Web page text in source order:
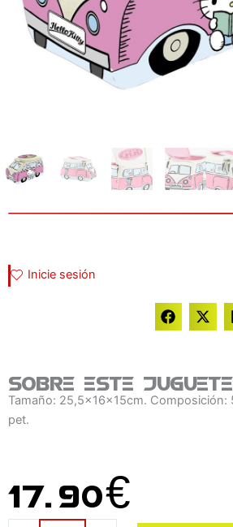
Inicie sesión
Sobre este juguete
Tamaño: 25,5x16x15cm. Composición:
pet.
17.90€